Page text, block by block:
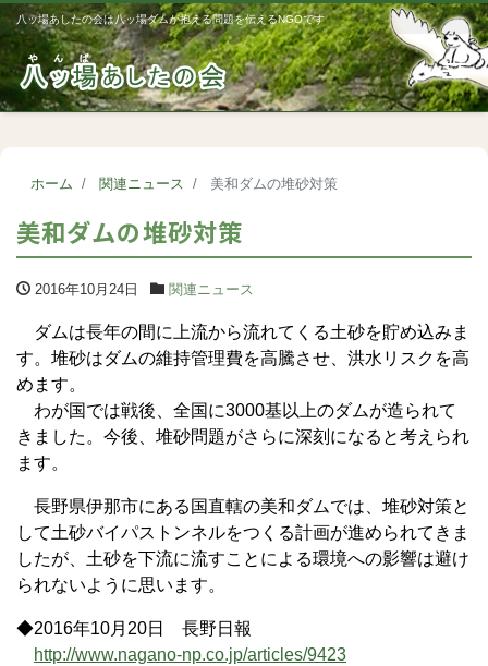
八ッ場あしたの会は八ッ場ダムが抱える問題を伝えるNGOです
ホーム 関連ニュース 美和ダムの堆砂対策
美和ダムの堆砂対策
2016年10月24日 関連ニュース
ダムは長年の間に上流から流れてくる土砂を貯め込みま
す。堆砂はダムの維持管理費を高騰させ、洪水リスクを高
めます。
わが国では戦後、全国に3000基以上のダムが造られて
きました。今後、堆砂問題がさらに深刻になると考えられ
ます。
長野県伊那市にある国直轄の美和ダムでは、堆砂対策と
して土砂バイパストンネルをつくる計画が進められてきま
したが、土砂を下流に流すことによる環境への影響は避け
られないように思います。
◆2016年10月20日 長野日報
http://www.nagano-np.co.jp/articles/9423